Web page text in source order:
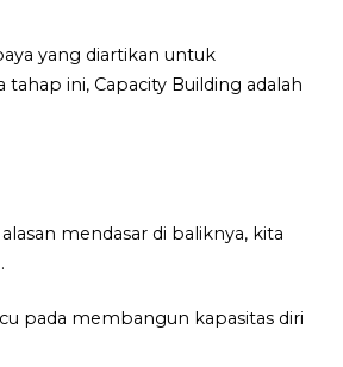
yang diartikan untuk
ini, Capacity Building adalah
mendasar di baliknya, kita
pada membangun kapasitas diri